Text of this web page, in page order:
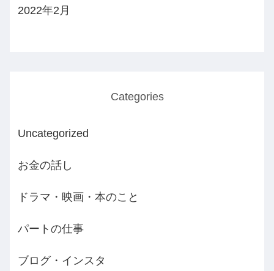
2022年2月
Categories
Uncategorized
お金の話し
ドラマ・映画・本のこと
パートの仕事
ブログ・インスタ